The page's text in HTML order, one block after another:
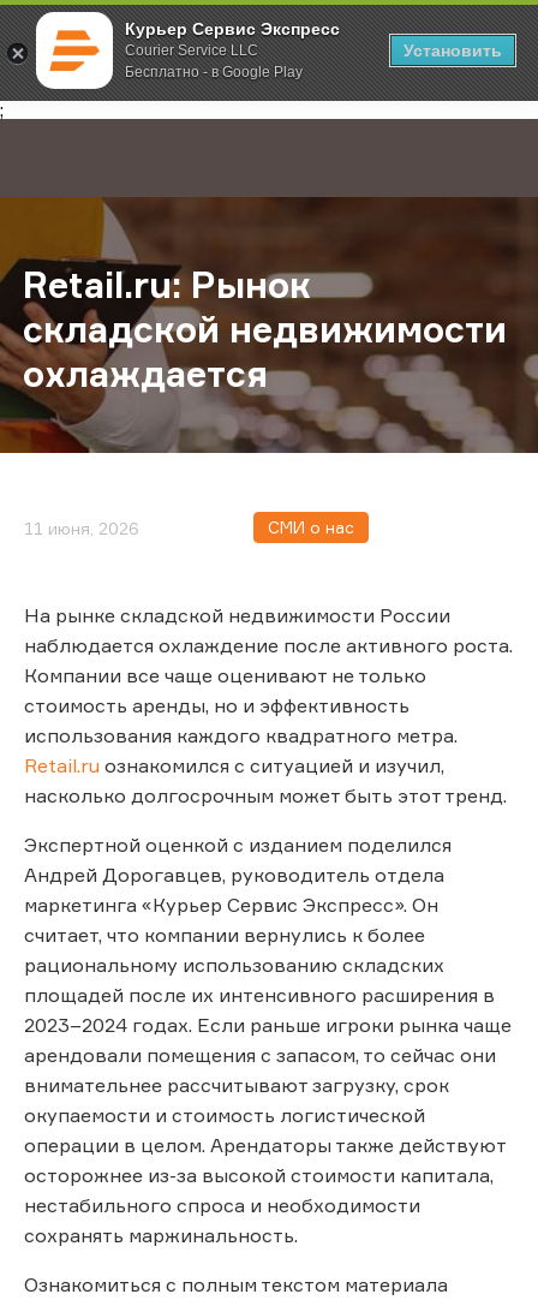
Курьер Сервис Экспресс
Courier Service LLC
Бесплатно - в Google Play
Установить
;
Главная О компании Новости Retail.ru: Рынок складской
Retail.ru: Рынок
складской недвижимости
охлаждается
11 июня, 2026 СМИ о нас
На рынке складской недвижимости России
наблюдается охлаждение после активного роста.
Компании все чаще оценивают не только
стоимость аренды, но и эффективность
использования каждого квадратного метра.
Retail.ru ознакомился с ситуацией и изучил,
насколько долгосрочным может быть этот тренд.
Экспертной оценкой с изданием поделился
Андрей Дорогавцев, руководитель отдела
маркетинга «Курьер Сервис Экспресс». Он
считает, что компании вернулись к более
рациональному использованию складских
площадей после их интенсивного расширения в
2023–2024 годах. Если раньше игроки рынка чаще
арендовали помещения с запасом, то сейчас они
внимательнее рассчитывают загрузку, срок
окупаемости и стоимость логистической
операции в целом. Арендаторы также действуют
осторожнее из-за высокой стоимости капитала,
нестабильного спроса и необходимости
сохранять маржинальность.
Ознакомиться с полным текстом материала